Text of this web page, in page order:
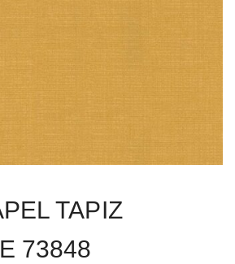
TAPIZ
73848